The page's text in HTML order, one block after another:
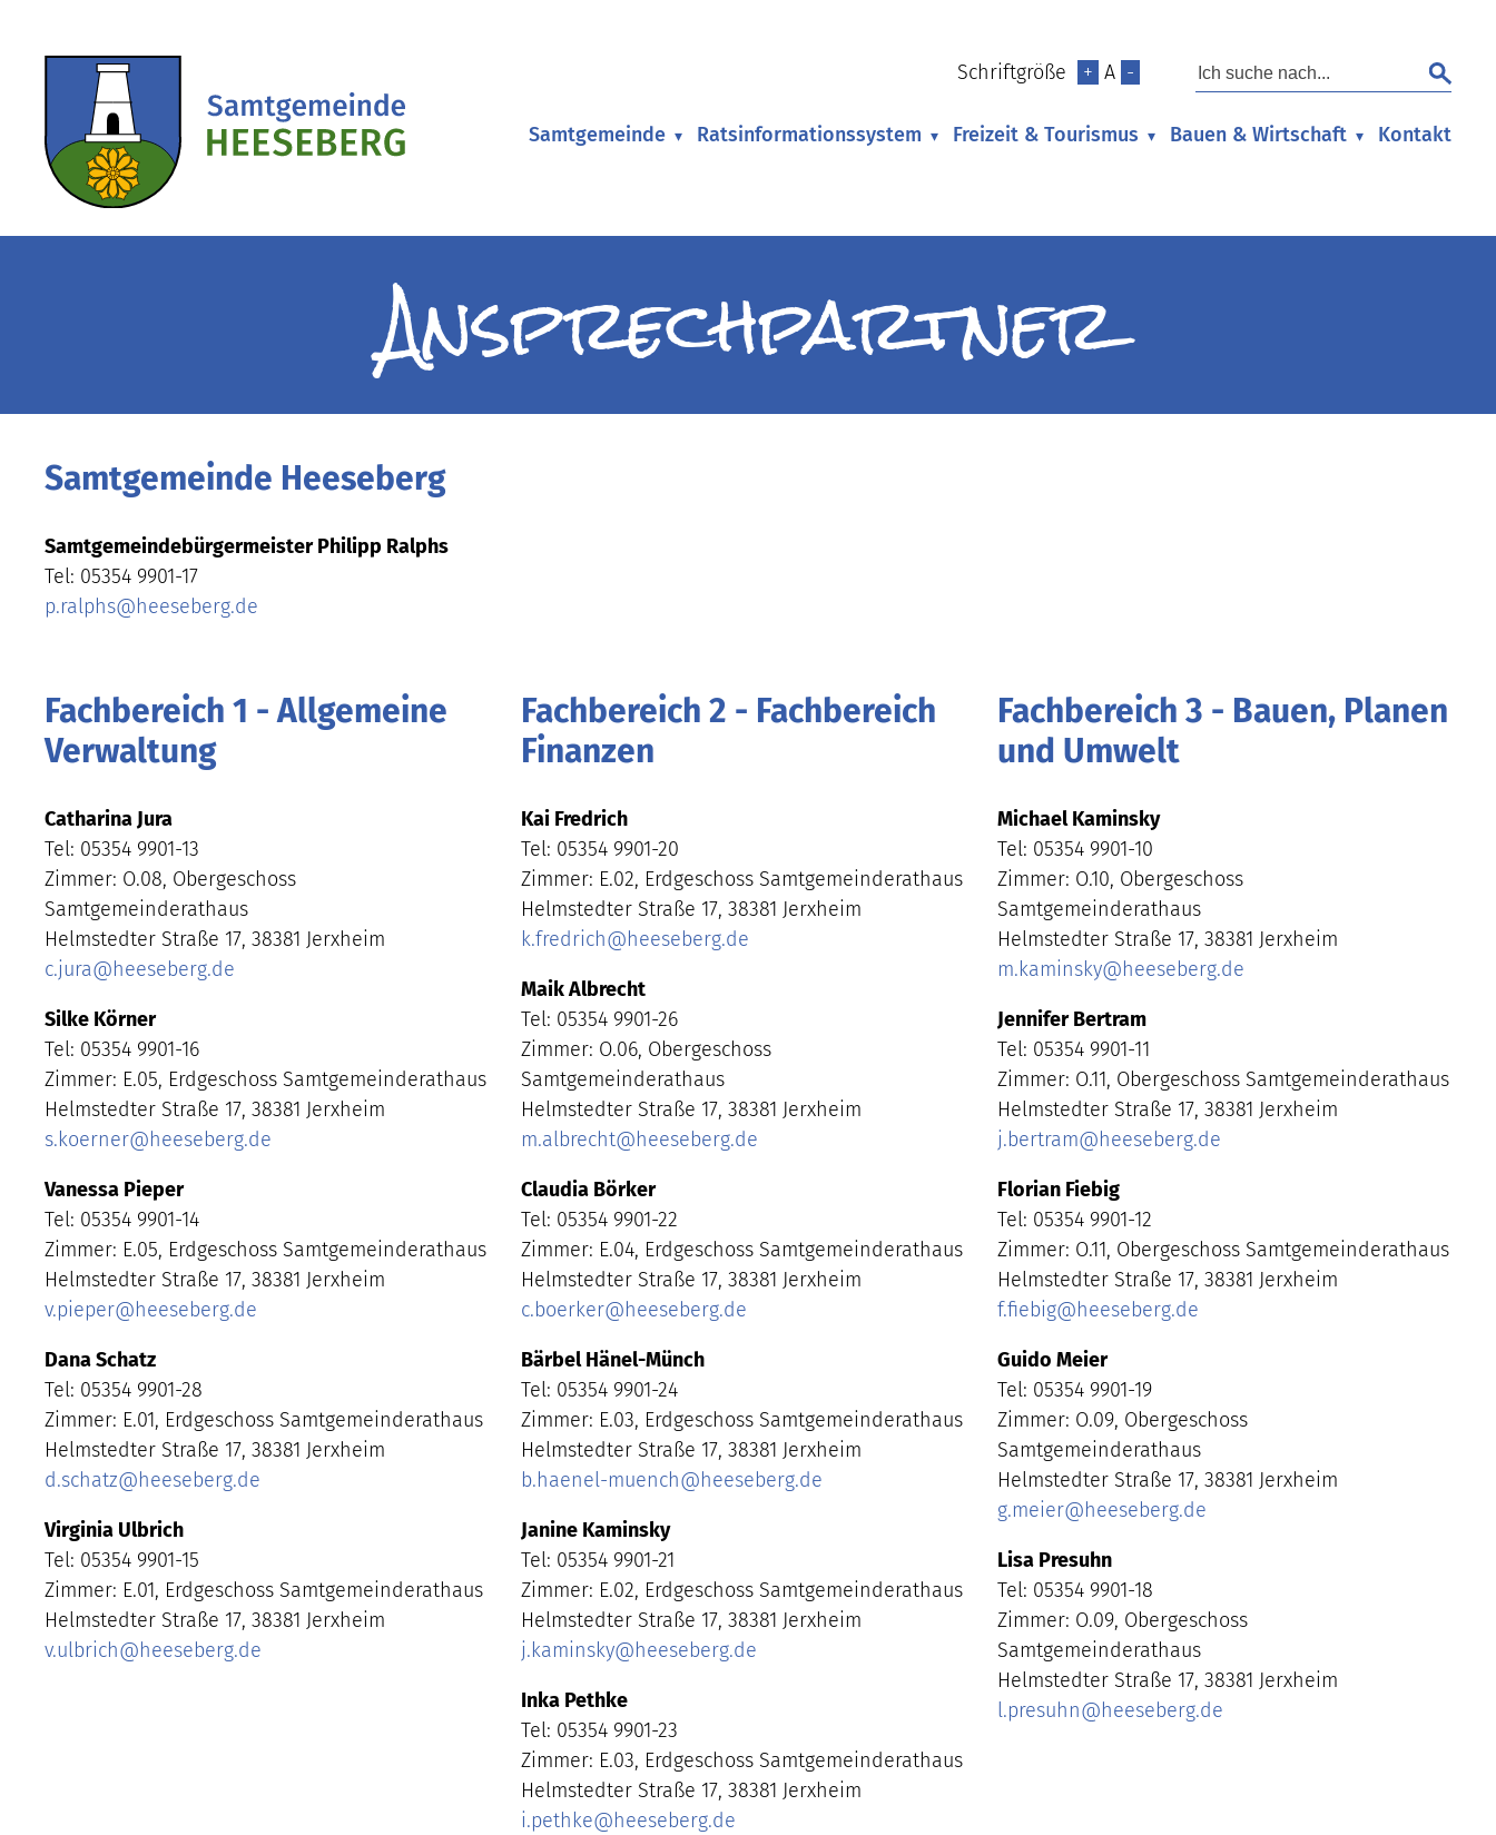
Schriftgröße + A -
Samtgemeinde ▾ Ratsinformationssystem ▾ Freizeit & Tourismus ▾ Bauen & Wirtschaft ▾ Kontakt
Ansprechpartner
Samtgemeinde Heeseberg
Samtgemeindebürgermeister Philipp Ralphs
Tel: 05354 9901-17
p.ralphs@heeseberg.de
Fachbereich 1 - Allgemeine
Verwaltung
Catharina Jura
Tel: 05354 9901-13
Zimmer: O.08, Obergeschoss
Samtgemeinderathaus
Helmstedter Straße 17, 38381 Jerxheim
c.jura@heeseberg.de
Silke Körner
Tel: 05354 9901-16
Zimmer: E.05, Erdgeschoss Samtgemeinderathaus
Helmstedter Straße 17, 38381 Jerxheim
s.koerner@heeseberg.de
Vanessa Pieper
Tel: 05354 9901-14
Zimmer: E.05, Erdgeschoss Samtgemeinderathaus
Helmstedter Straße 17, 38381 Jerxheim
v.pieper@heeseberg.de
Dana Schatz
Tel: 05354 9901-28
Zimmer: E.01, Erdgeschoss Samtgemeinderathaus
Helmstedter Straße 17, 38381 Jerxheim
d.schatz@heeseberg.de
Virginia Ulbrich
Tel: 05354 9901-15
Zimmer: E.01, Erdgeschoss Samtgemeinderathaus
Helmstedter Straße 17, 38381 Jerxheim
v.ulbrich@heeseberg.de
Fachbereich 2 - Fachbereich
Finanzen
Kai Fredrich
Tel: 05354 9901-20
Zimmer: E.02, Erdgeschoss Samtgemeinderathaus
Helmstedter Straße 17, 38381 Jerxheim
k.fredrich@heeseberg.de
Maik Albrecht
Tel: 05354 9901-26
Zimmer: O.06, Obergeschoss
Samtgemeinderathaus
Helmstedter Straße 17, 38381 Jerxheim
m.albrecht@heeseberg.de
Claudia Börker
Tel: 05354 9901-22
Zimmer: E.04, Erdgeschoss Samtgemeinderathaus
Helmstedter Straße 17, 38381 Jerxheim
c.boerker@heeseberg.de
Bärbel Hänel-Münch
Tel: 05354 9901-24
Zimmer: E.03, Erdgeschoss Samtgemeinderathaus
Helmstedter Straße 17, 38381 Jerxheim
b.haenel-muench@heeseberg.de
Janine Kaminsky
Tel: 05354 9901-21
Zimmer: E.02, Erdgeschoss Samtgemeinderathaus
Helmstedter Straße 17, 38381 Jerxheim
j.kaminsky@heeseberg.de
Inka Pethke
Tel: 05354 9901-23
Zimmer: E.03, Erdgeschoss Samtgemeinderathaus
Helmstedter Straße 17, 38381 Jerxheim
i.pethke@heeseberg.de
Fachbereich 3 - Bauen, Planen
und Umwelt
Michael Kaminsky
Tel: 05354 9901-10
Zimmer: O.10, Obergeschoss
Samtgemeinderathaus
Helmstedter Straße 17, 38381 Jerxheim
m.kaminsky@heeseberg.de
Jennifer Bertram
Tel: 05354 9901-11
Zimmer: O.11, Obergeschoss Samtgemeinderathaus
Helmstedter Straße 17, 38381 Jerxheim
j.bertram@heeseberg.de
Florian Fiebig
Tel: 05354 9901-12
Zimmer: O.11, Obergeschoss Samtgemeinderathaus
Helmstedter Straße 17, 38381 Jerxheim
f.fiebig@heeseberg.de
Guido Meier
Tel: 05354 9901-19
Zimmer: O.09, Obergeschoss
Samtgemeinderathaus
Helmstedter Straße 17, 38381 Jerxheim
g.meier@heeseberg.de
Lisa Presuhn
Tel: 05354 9901-18
Zimmer: O.09, Obergeschoss
Samtgemeinderathaus
Helmstedter Straße 17, 38381 Jerxheim
l.presuhn@heeseberg.de